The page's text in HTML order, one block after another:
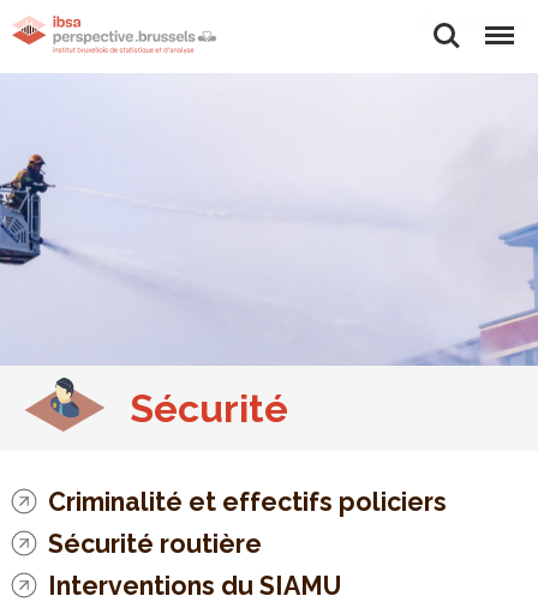
Rechercher
Menu
Sécurité
Criminalité et effectifs policiers
Sécurité routière
Interventions du SIAMU